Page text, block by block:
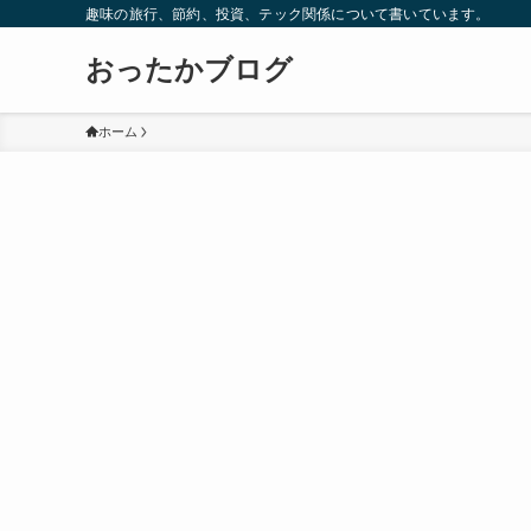
趣味の旅行、節約、投資、テック関係について書いています。
おったかブログ
ホーム